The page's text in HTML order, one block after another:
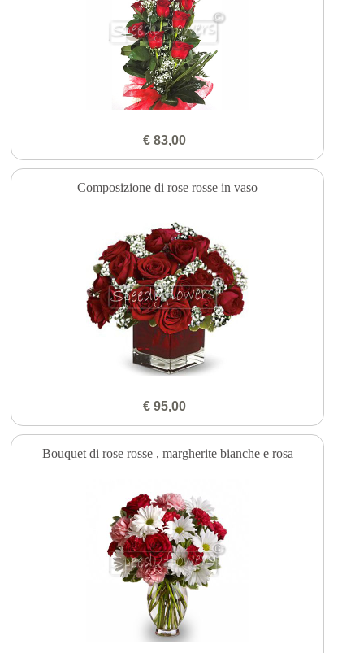
€ 83,00
Composizione di rose rosse in vaso
€ 95,00
Bouquet di rose rosse , margherite bianche e rosa